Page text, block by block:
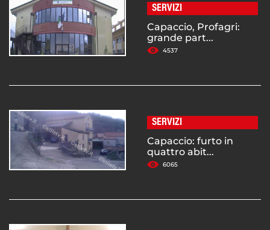
SERVIZI
Capaccio, Profagri:
grande part...
4537
SERVIZI
Capaccio: furto in
quattro abit...
6065